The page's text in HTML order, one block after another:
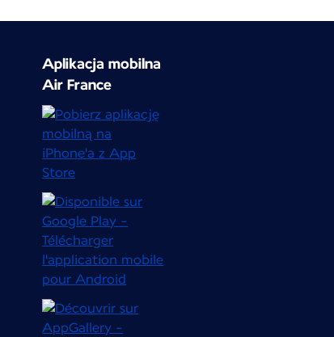
Aplikacja mobilna
Air France